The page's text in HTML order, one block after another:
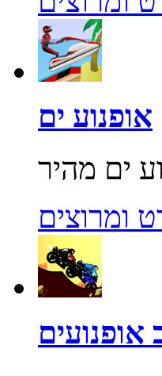
אופנוע ים
ומרוצים
אופנועים